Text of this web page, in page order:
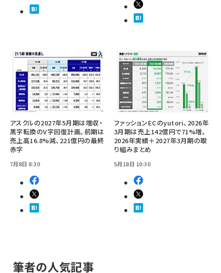
アスクルの2027年5月期は増収・
黒字転換のV字回復計画。前期は
売上高16.8%減、221億円の最終
赤字
7月8日 8:30
ファッションECのyutori、2026年
3月期は売上142億円で71%増。
2026年実績＋2027年3月期の取
り組みまとめ
5月18日 10:30
筆者の人気記事